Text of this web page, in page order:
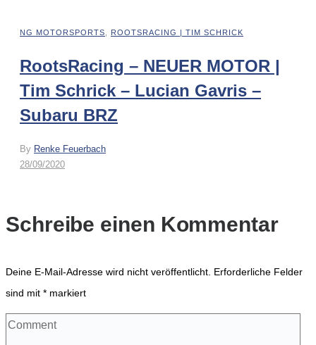
NG MOTORSPORTS ROOTSRACING | TIM SCHRICK
RootsRacing – NEUER MOTOR |
Tim Schrick – Lucian Gavris –
Subaru BRZ
By Renke Feuerbach
28/09/2020
Schreibe einen Kommentar
Deine E-Mail-Adresse wird nicht veröffentlicht. Erforderliche Felder
sind mit * markiert